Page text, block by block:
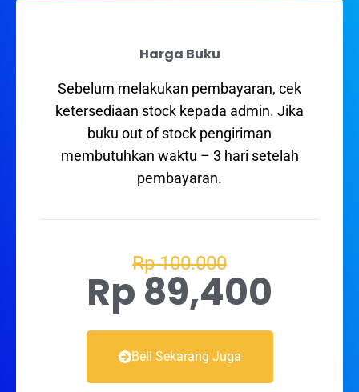
Harga Buku
Sebelum melakukan pembayaran, cek
ketersediaan stock kepada admin. Jika
buku out of stock pengiriman
membutuhkan waktu – 3 hari setelah
pembayaran.
Rp 100.000
Rp 89,400
Beli Sekarang Juga